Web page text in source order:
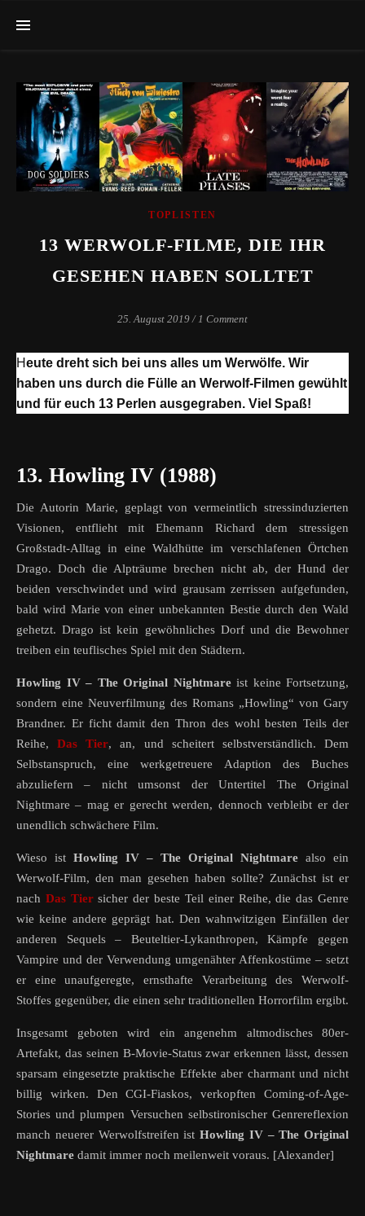
TOPLISTEN
13 WERWOLF-FILME, DIE IHR
GESEHEN HABEN SOLLTET
25. August 2019 / 1 Comment
Heute dreht sich bei uns alles um Werwölfe. Wir
haben uns durch die Fülle an Werwolf-Filmen gewühlt
und für euch 13 Perlen ausgegraben. Viel Spaß!
13. Howling IV (1988)
Die Autorin Marie, geplagt von vermeintlich stressinduzierten
Visionen, entflieht mit Ehemann Richard dem stressigen
Großstadt-Alltag in eine Waldhütte im verschlafenen Örtchen
Drago. Doch die Alpträume brechen nicht ab, der Hund der
beiden verschwindet und wird grausam zerrissen aufgefunden,
bald wird Marie von einer unbekannten Bestie durch den Wald
gehetzt. Drago ist kein gewöhnliches Dorf und die Bewohner
treiben ein teuflisches Spiel mit den Städtern.
Howling IV – The Original Nightmareist keine Fortsetzung,
sondern eine Neuverfilmung des Romans „Howling“ von Gary
Brandner. Er ficht damit den Thron des wohl besten Teils der
Reihe,Das Tier, an, und scheitert selbstverständlich. Dem
Selbstanspruch, eine werkgetreuere Adaption des Buches
abzuliefern – nicht umsonst der Untertitel The Original
Nightmare – mag er gerecht werden, dennoch verbleibt er der
unendlich schwächere Film.
Wieso ist Howling IV – The Original Nightmare also ein
Werwolf-Film, den man gesehen haben sollte? Zunächst ist er
nach Das Tiersicher der beste Teil einer Reihe, die das Genre
wie keine andere geprägt hat. Den wahnwitzigen Einfällen der
anderen Sequels – Beuteltier-Lykanthropen, Kämpfe gegen
Vampire und der Verwendung umgenähter Affenkostüme – setzt
er eine unaufgeregte, ernsthafte Verarbeitung des Werwolf-
Stoffes gegenüber, die einen sehr traditionellen Horrorfilm ergibt.
Insgesamt geboten wird ein angenehm altmodisches 80er-
Artefakt, das seinen B-Movie-Status zwar erkennen lässt, dessen
sparsam eingesetzte praktische Effekte aber charmant und nicht
billig wirken. Den CGI-Fiaskos, verkopften Coming-of-Age-
Stories und plumpen Versuchen selbstironischer Genrereflexion
manch neuerer Werwolfstreifen ist Howling IV – The Original
Nightmare damit immer noch meilenweit voraus. [Alexander]